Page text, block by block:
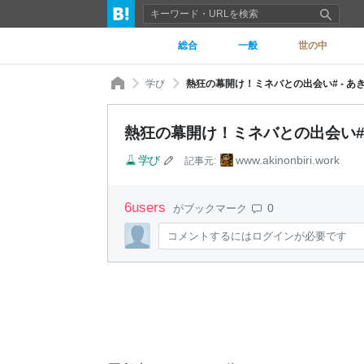
総合 一般 世の中
学び 熱狂の幕開け！ミネバとの出会い# - あ
熱狂の幕開け！ミネバとの出会い
学び 記事元: www.akinonbiri.work
6users がブックマーク 0
コメントするにはログインが必要です